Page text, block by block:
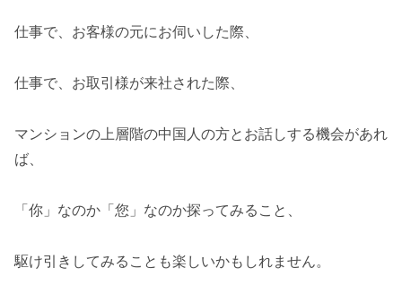
仕事で、お客様の元にお伺いした際、
仕事で、お取引様が来社された際、
マンションの上層階の中国人の方とお話しする機会があれ
ば、
「你」なのか「您」なのか探ってみること、
駆け引きしてみることも楽しいかもしれません。